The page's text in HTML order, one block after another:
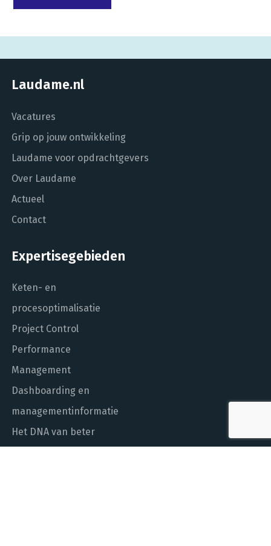
Laudame.nl
Vacatures
Grip op jouw ontwikkeling
Laudame voor opdrachtgevers
Over Laudame
Actueel
Contact
Expertisegebieden
Keten- en
procesoptimalisatie
Project Control
Performance
Management
Dashboarding en
managementinformatie
Het DNA van beter